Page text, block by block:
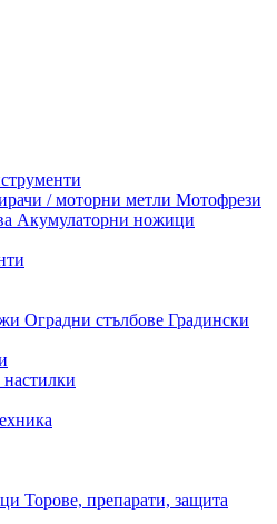
/ моторни метли Мотофрези
Акумулаторни ножици
Оградни стълбове Градински
Торове, препарати, защита